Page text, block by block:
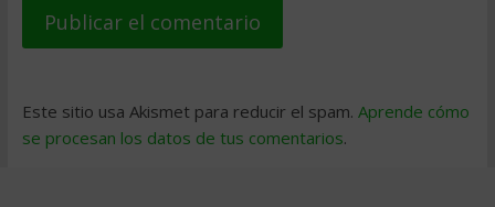
Este sitio usa Akismet para reducir el spam. Aprende cómo
se procesan los datos de tus comentarios.